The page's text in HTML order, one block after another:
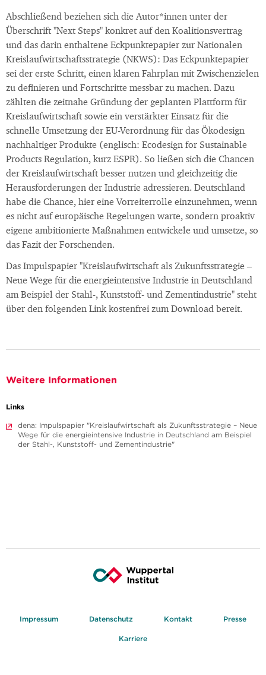
Abschließend beziehen sich die Autor*innen unter der
Überschrift "Next Steps" konkret auf den Koalitionsvertrag
und das darin enthaltene Eckpunktepapier zur Nationalen
Kreislaufwirtschaftsstrategie (NKWS): Das Eckpunktepapier
sei der erste Schritt, einen klaren Fahrplan mit Zwischenzielen
zu definieren und Fortschritte messbar zu machen. Dazu
zählten die zeitnahe Gründung der geplanten Plattform für
Kreislaufwirtschaft sowie ein verstärkter Einsatz für die
schnelle Umsetzung der EU-Verordnung für das Ökodesign
nachhaltiger Produkte (englisch: Ecodesign for Sustainable
Products Regulation, kurz ESPR). So ließen sich die Chancen
der Kreislaufwirtschaft besser nutzen und gleichzeitig die
Herausforderungen der Industrie adressieren. Deutschland
habe die Chance, hier eine Vorreiterrolle einzunehmen, wenn
es nicht auf europäische Regelungen warte, sondern proaktiv
eigene ambitionierte Maßnahmen entwickele und umsetze, so
das Fazit der Forschenden.
Das Impulspapier "Kreislaufwirtschaft als Zukunftsstrategie –
Neue Wege für die energieintensive Industrie in Deutschland
am Beispiel der Stahl-, Kunststoff- und Zementindustrie" steht
über den folgenden Link kostenfrei zum Download bereit.
Weitere Informationen
Links
dena: Impulspapier "Kreislaufwirtschaft als Zukunftsstrategie – Neue
Wege für die energieintensive Industrie in Deutschland am Beispiel
der Stahl-, Kunststoff- und Zementindustrie"
Impressum Datenschutz Kontakt Presse
Karriere